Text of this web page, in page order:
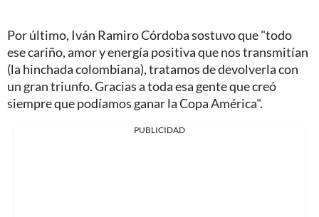
Por último, Iván Ramiro Córdoba sostuvo que "todo
ese cariño, amor y energía positiva que nos transmitían
(la hinchada colombiana), tratamos de devolverla con
un gran triunfo. Gracias a toda esa gente que creó
siempre que podíamos ganar la Copa América".
PUBLICIDAD